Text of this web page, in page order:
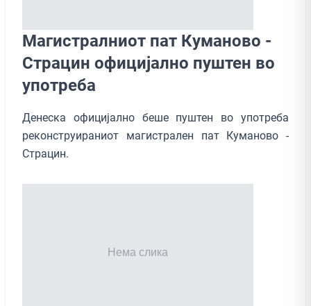
Магистралниот пат Куманово -
Страцин официјално пуштен во
употреба
Денеска официјално беше пуштен во употреба
реконструираниот магистрален пат Куманово -
Страцин.